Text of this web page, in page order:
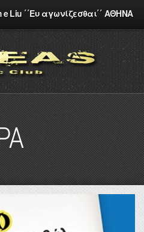
Liu ΄΄Ευ αγωνίζεσθαι΄΄ ΑΘΗΝΑ